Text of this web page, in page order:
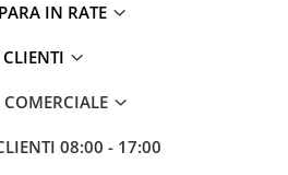
IN RATE
CLIENTI
COMERCIALE
08:00 - 17:00